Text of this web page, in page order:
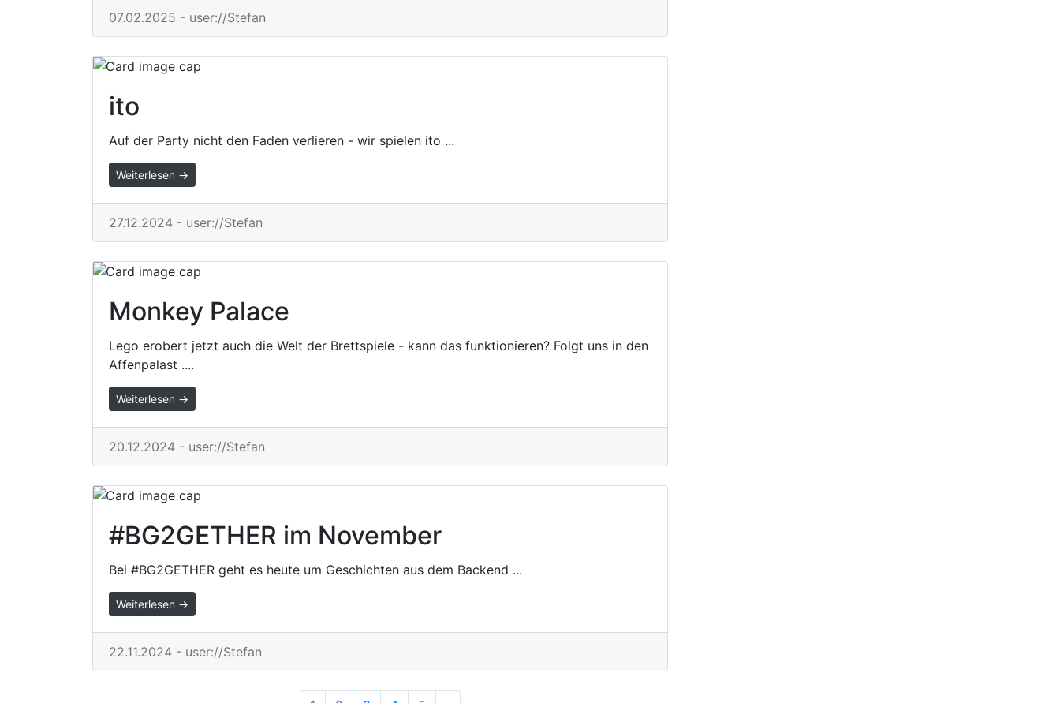
07.02.2025 - user://Stefan
ito
Auf der Party nicht den Faden verlieren - wir spielen ito ...
Weiterlesen →
27.12.2024 - user://Stefan
Monkey Palace
Lego erobert jetzt auch die Welt der Brettspiele - kann das funktionieren? Folgt uns in den
Affenpalast ....
Weiterlesen →
20.12.2024 - user://Stefan
#BG2GETHER im November
Bei #BG2GETHER geht es heute um Geschichten aus dem Backend ...
Weiterlesen →
22.11.2024 - user://Stefan